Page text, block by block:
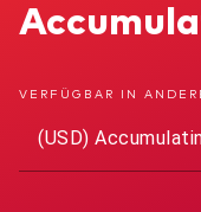
ETFs
Back to
VERFÜGBAR IN
(USD)